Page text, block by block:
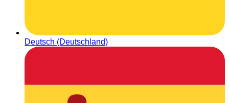
Deutsch (Deutschland)